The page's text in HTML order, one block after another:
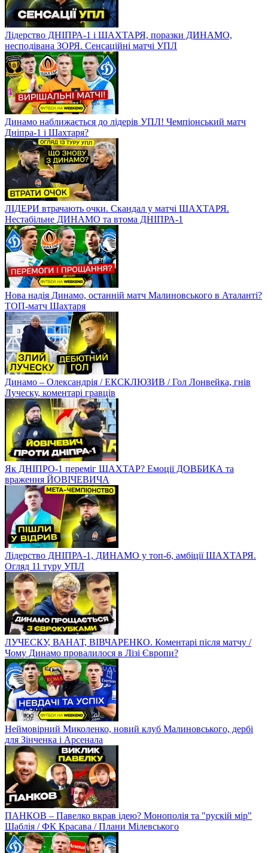
Лідерство ДНІПРА-1 і ШАХТАРЯ, поразки ДИНАМО,
несподівана ЗОРЯ. Сенсаційні матчі УПЛ
Динамо наближається до лідерів УПЛ! Чемпіонський матч
Дніпра-1 і Шахтаря?
ЛІДЕРИ втрачають очки. Скандал у матчі ШАХТАРЯ.
Нестабільне ДИНАМО та втома ДНІПРА-1
Нова надія Динамо, останній матч Малиновського в Аталанті?
ТОП-матч Шахтаря
Динамо – Олександрія / ЕКСКЛЮЗИВ / Гол Лонвейка, гнів
Луческу, коментарі гравців
Як ДНІПРО-1 переміг ШАХТАР? Емоції ДОВБИКА та
враження ЙОВІЧЕВИЧА
Лідерство ДНІПРА-1, ДИНАМО у топ-6, амбіції ШАХТАРЯ.
Огляд 11 туру УПЛ
ЛУЧЕСКУ, ВАНАТ, ВІВЧАРЕНКО. Коментарі після матчу /
Чому Динамо провалилося в Лізі Європи?
Неймовірний Миколенко, новий клуб Малиновського, дербі
для Зінченка і Арсенала
ПАНКОВ – Павелко вкрав ідею? Монополія та "рускій мір"
Шаблія / ФК Красава / Плани Мілевського